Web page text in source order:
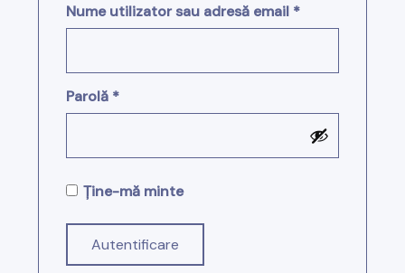
Nume utilizator sau adresă email *Obligatoriu
Parolă *Obligatoriu
Ține-mă minte
Autentificare